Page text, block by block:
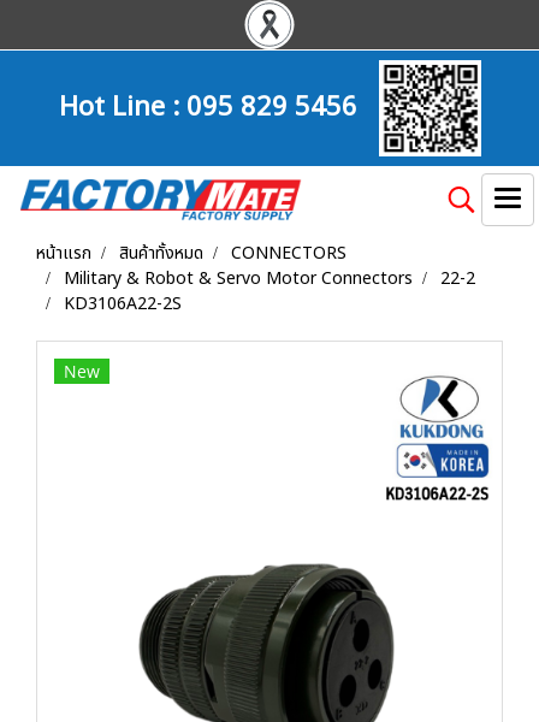
Hot Line :095 829 5456
หน้าแรก สินค้าทั้งหมด
CONNECTORS
Military & Robot & Servo Motor Connectors
22-2
KD3106A22-2S
New